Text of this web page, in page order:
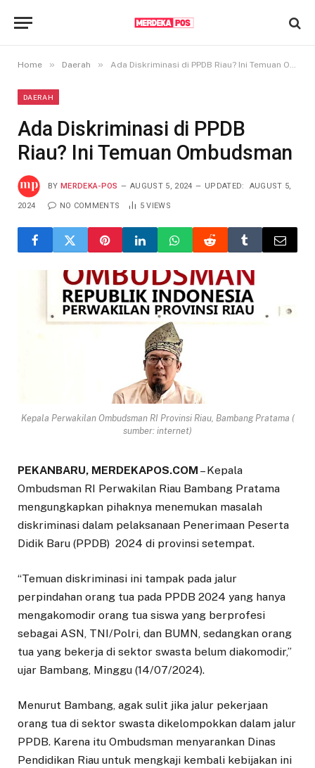
Home » Daerah » Ada Diskriminasi di PPDB Riau? Ini Temuan Ombudsman
DAERAH
Ada Diskriminasi di PPDB
Riau? Ini Temuan Ombudsman
BY MERDEKA-POS AUGUST 5, 2024 UPDATED: AUGUST 5,
2024 NO COMMENTS 5VIEWS
Kepala Perwakilan Ombudsman RI Provinsi Riau, Bambang Pratama (
sumber: internet)
PEKANBARU, MERDEKAPOS.COM – Kepala
Ombudsman RI Perwakilan Riau Bambang Pratama
mengungkapkan pihaknya menemukan masalah
diskriminasi dalam pelaksanaan Penerimaan Peserta
Didik Baru (PPDB) 2024 di provinsi setempat.
“Temuan diskriminasi ini tampak pada jalur
perpindahan orang tua pada PPDB 2024 yang hanya
mengakomodir orang tua siswa yang berprofesi
sebagai ASN, TNI/Polri, dan BUMN, sedangkan orang
tua yang bekerja di sektor swasta belum diakomodir,”
ujar Bambang, Minggu (14/07/2024).
Menurut Bambang, agak sulit jika jalur pekerjaan
orang tua di sektor swasta dikelompokkan dalam jalur
PPDB. Karena itu Ombudsman menyarankan Dinas
Pendidikan Riau untuk mengkaji kembali kebijakan ini